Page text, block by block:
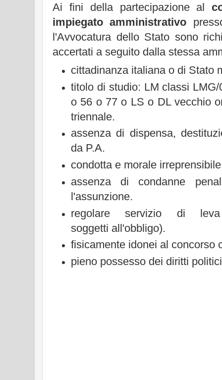
Ai fini della partecipazione al
impiegato amministrativo
l'Avvocatura dello Stato sono
accertati a seguito dalla stessa
cittadinanza italiana o di Stato
titolo di studio: LM classi
o 56 o 77 o LS o DL vecchio
triennale.
assenza di dispensa,
da P.A.
condotta e morale
assenza di condanne
l'assunzione.
regolare servizio di
soggetti all'obbligo).
fisicamente idonei al concorso
pieno possesso dei diritti